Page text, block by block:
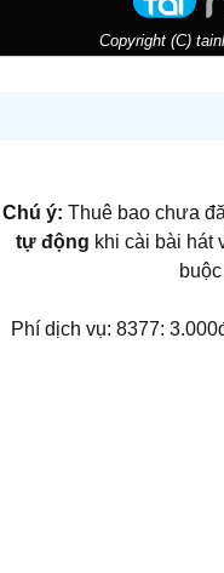
Copyright (C)
Chú ý: Thuê bao chưa
tự động khi cài bài hát
Phí dịch vụ: 8377: